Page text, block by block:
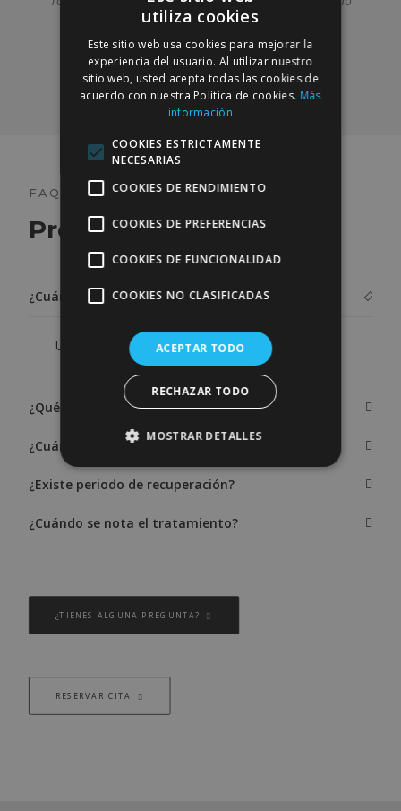
100×100
— Rosa C. —
FAQ
Preguntas frecuentes
¿Cuántas sesiones son necesarias?
Una sesión anual.
¿Qué se siente durante el tratamiento?
¿Cuánto dura una sesión?
¿Existe periodo de recuperación?
¿Cuándo se nota el tratamiento?
¿TIENES ALGUNA PREGUNTA?
RESERVAR CITA
ENGLISH
utiliza cookies
Este sitio web usa cookies para mejorar la
experiencia del usuario. Al utilizar nuestro
sitio web, usted acepta todas las cookies de
acuerdo con nuestra Política de cookies. Más
información
COOKIES ESTRICTAMENTE
NECESARIAS
COOKIES DE RENDIMIENTO
COOKIES DE PREFERENCIAS
COOKIES DE FUNCIONALIDAD
COOKIES NO CLASIFICADAS
ACEPTAR TODO
RECHAZAR TODO
MOSTRAR DETALLES